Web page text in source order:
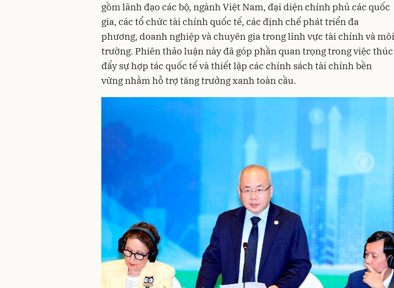
gồm lãnh đạo các bộ, ngành Việt Nam, đại diện chính phủ các quốc
gia, các tổ chức tài chính quốc tế, các định chế phát triển đa
phương, doanh nghiệp và chuyên gia trong lĩnh vực tài chính và môi
trường. Phiên thảo luận này đã góp phần quan trọng trong việc thúc
đẩy sự hợp tác quốc tế và thiết lập các chính sách tài chính bền
vững nhằm hỗ trợ tăng trưởng xanh toàn cầu.